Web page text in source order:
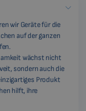
wir Geräte für die
auf der ganzen
wächst nicht
sondern auch die
Produkt
hilft, ihre